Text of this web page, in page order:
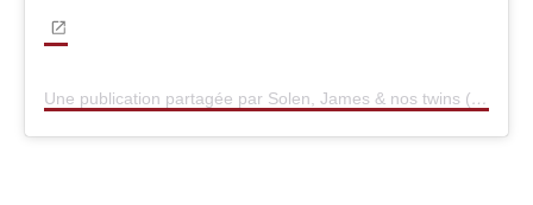
Une publication partagée par Solen, James & nos twins (@tripandtwins)